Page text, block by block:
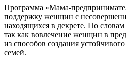
Программа «Мама-
поддержку женщин с
находящихся в декрете. По
так как вовлечение женщин в
из способов создания
семей.